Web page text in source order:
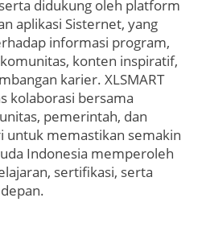
didukung oleh platform
aplikasi Sisternet, yang
informasi program,
konten inspiratif,
karier. XLSMART
kolaborasi bersama
pemerintah, dan
untuk memastikan semakin
Indonesia memperoleh
sertifikasi, serta